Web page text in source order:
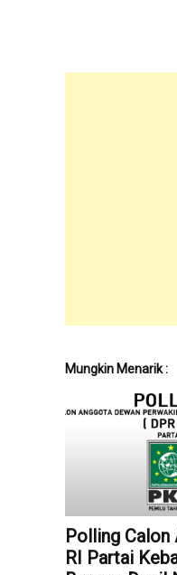
Mungkin Menarik :
Polling Calon
RI Partai